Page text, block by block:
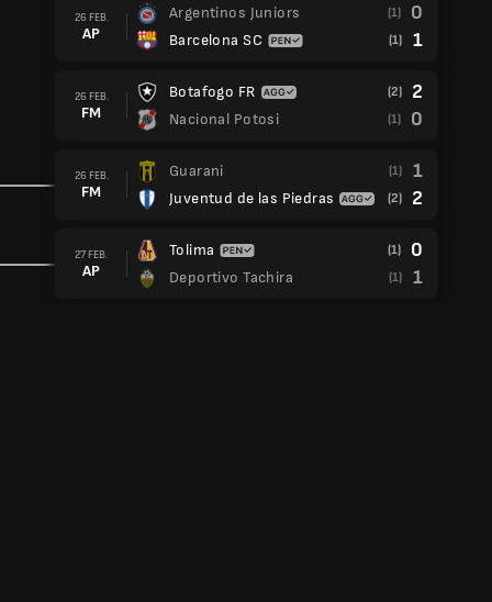
26 FEB.
AP
Argentinos Juniors
Barcelona SC
(1) 0
(1) 1
26 FEB.
FM
Botafogo FR
Nacional Potosi
(2) 2
(1) 0
26 FEB.
FM
Guarani
Juventud de las Piedras
(1) 1
(2) 2
27 FEB.
AP
Tolima
Deportivo Tachira
(1) 0
(1) 1